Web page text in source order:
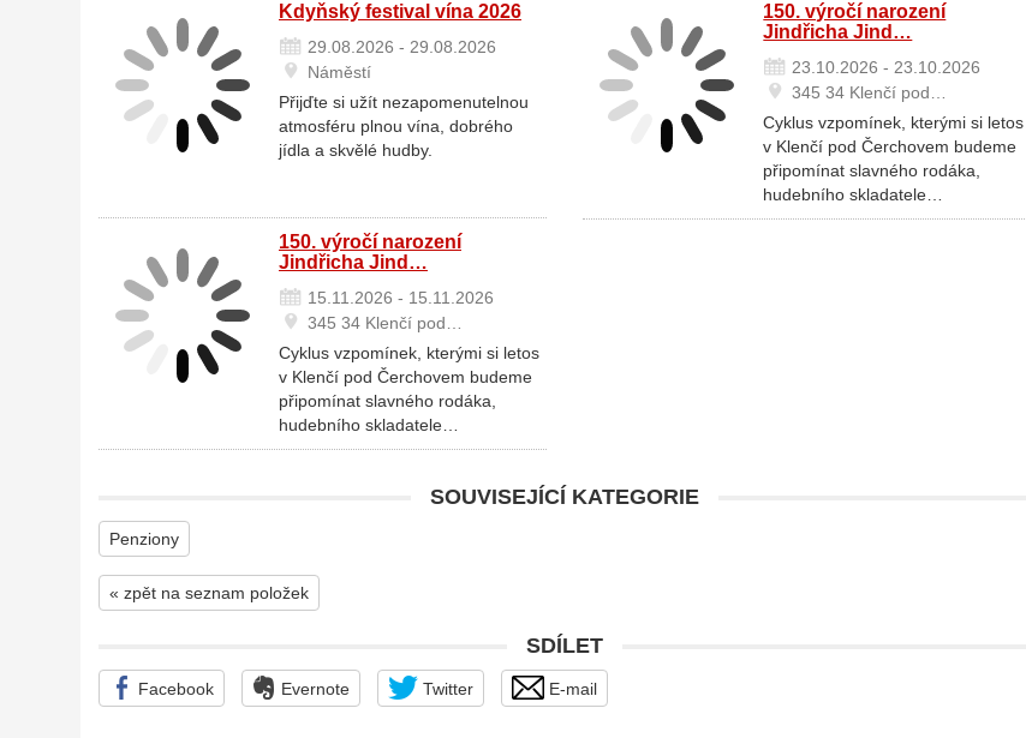
Kdyňský festival vína 2026
29.08.2026 - 29.08.2026
Náměstí
Přijďte si užít nezapomenutelnou
atmosféru plnou vína, dobrého
jídla a skvělé hudby.
150. výročí narození
Jindřicha Jind…
23.10.2026 - 23.10.2026
345 34 Klenčí pod…
Cyklus vzpomínek, kterými si letos
v Klenčí pod Čerchovem budeme
připomínat slavného rodáka,
hudebního skladatele…
150. výročí narození
Jindřicha Jind…
15.11.2026 - 15.11.2026
345 34 Klenčí pod…
Cyklus vzpomínek, kterými si letos
v Klenčí pod Čerchovem budeme
připomínat slavného rodáka,
hudebního skladatele…
SOUVISEJÍCÍ KATEGORIE
Penziony
« zpět na seznam položek
SDÍLET
Facebook Evernote Twitter E-mail